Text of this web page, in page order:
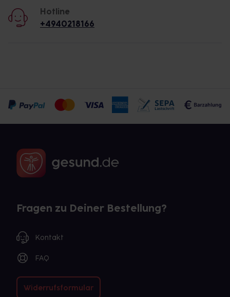
Hotline
+4940218166
Fragen zu Deiner Bestellung?
Kontakt
FAQ
Widerrufsformular